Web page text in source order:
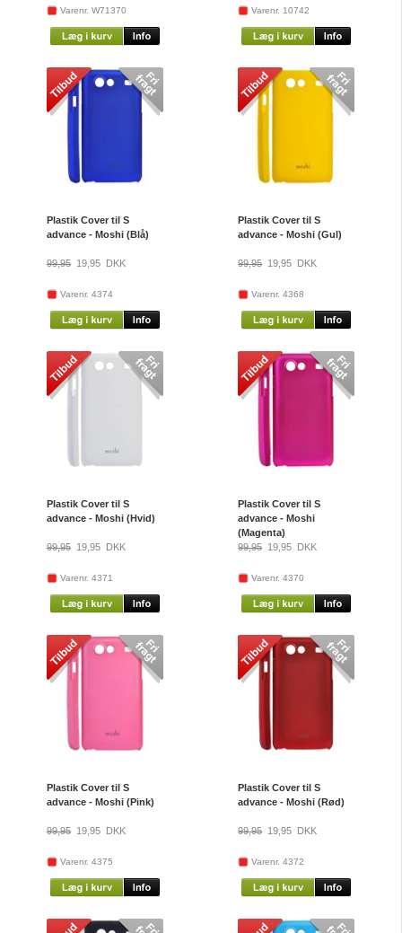
Varenr. W71370 Varenr. 10742
Plastik Cover til S
advance - Moshi (Blå)
99,95 19,95DKK
Varenr. 4374
Plastik Cover til S
advance - Moshi (Gul)
99,95 19,95 DKK
Varenr. 4368
Plastik Cover til S
advance - Moshi (Hvid)
99,95 19,95DKK
Varenr. 4371
Plastik Cover til S
advance - Moshi
(Magenta)
99,95 19,95 DKK
Varenr. 4370
Plastik Cover til S
advance - Moshi (Pink)
99,95 19,95DKK
Varenr. 4375
Plastik Cover til S
advance - Moshi (Rød)
99,95 19,95 DKK
Varenr. 4372